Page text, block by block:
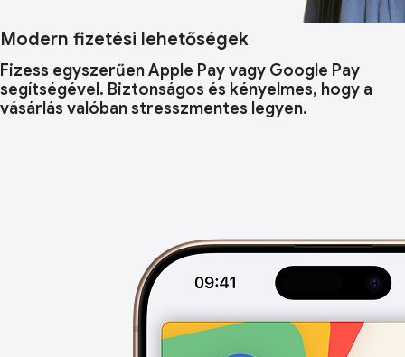
Modern fizetési lehetőségek
Fizess egyszerűen Apple Pay vagy Google Pay
segítségével. Biztonságos és kényelmes, hogy a
vásárlás valóban stresszmentes legyen.